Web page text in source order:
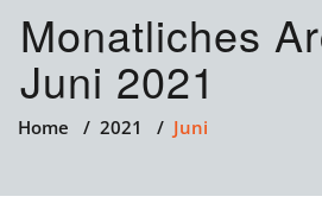
Monatliches
Juni 2021
Home / 2021 / Juni